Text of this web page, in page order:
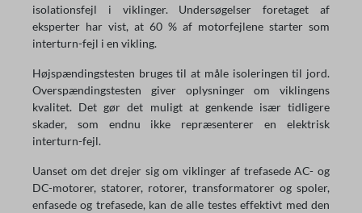
isolationsfejl i viklinger. Undersøgelser foretaget af
eksperter har vist, at 60 % af motorfejlene starter som
interturn-fejl i en vikling.
Højspændingstesten bruges til at måle isoleringen til jord.
Overspændingstesten giver oplysninger om viklingens
kvalitet. Det gør det muligt at genkende især tidligere
skader, som endnu ikke repræsenterer en elektrisk
interturn-fejl.
Uanset om det drejer sig om viklinger af trefasede AC- og
DC-motorer, statorer, rotorer, transformatorer og spoler,
enfasede og trefasede, kan de alle testes effektivt med den